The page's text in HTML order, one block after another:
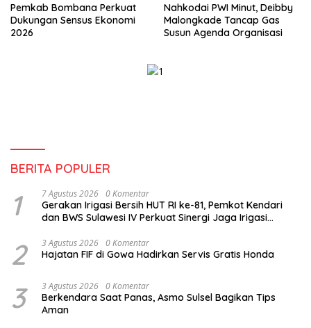
Pemkab Bombana Perkuat
Dukungan Sensus Ekonomi
2026
Nahkodai PWI Minut, Deibby
Malongkade Tancap Gas
Susun Agenda Organisasi
BERITA POPULER
1 7 Agustus 2026 0 Komentar
Gerakan Irigasi Bersih HUT RI ke-81, Pemkot Kendari
dan BWS Sulawesi IV Perkuat Sinergi Jaga Irigasi
2 3 Agustus 2026 0 Komentar
Hajatan FIF di Gowa Hadirkan Servis Gratis Honda
3 3 Agustus 2026 0 Komentar
Berkendara Saat Panas, Asmo Sulsel Bagikan Tips
Aman